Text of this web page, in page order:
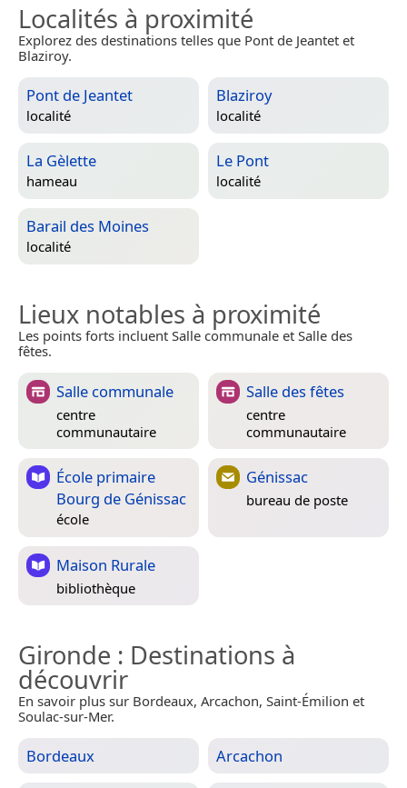
Localités à proximité
Explorez des destinations telles que Pont de Jeantet et
Blaziroy.
Pont de Jeantet
localité
Blaziroy
localité
La Gèlette
hameau
Le Pont
localité
Barail des Moines
localité
Lieux notables à proximité
Les points forts incluent Salle communale et Salle des
fêtes.
Salle communale
centre
communautaire
Salle des fêtes
centre
communautaire
École primaire
Bourg de Génissac
école
Génissac
bureau de poste
Maison Rurale
bibliothèque
Gironde : Destinations à
découvrir
En savoir plus sur Bordeaux, Arcachon, Saint-Émilion et
Soulac-sur-Mer.
Bordeaux Arcachon